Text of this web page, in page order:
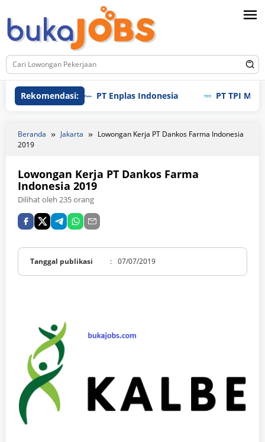
ke
konten
Rekomendasi:PT Enplas Indonesia PT TPI
Beranda Jakarta
Lowongan Kerja PT Dankos Farma Indonesia
2019
Lowongan Kerja PT Dankos Farma
Indonesia 2019
Dilihat oleh 235 orang
Tanggal publikasi : 07/07/2019